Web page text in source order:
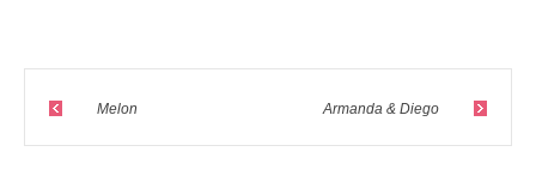
Melon Armanda & Diego